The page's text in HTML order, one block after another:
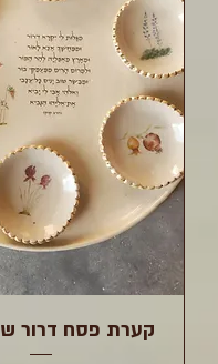
קערת פסח דרור